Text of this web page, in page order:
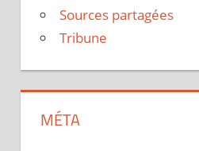
Sources partagées
Tribune
MÉTA